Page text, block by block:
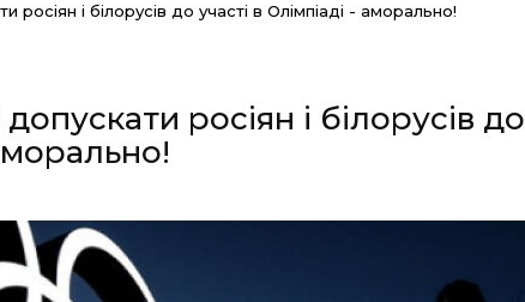
росіян і білорусів до участі в Олімпіаді - аморально!
росіян і білорусів до